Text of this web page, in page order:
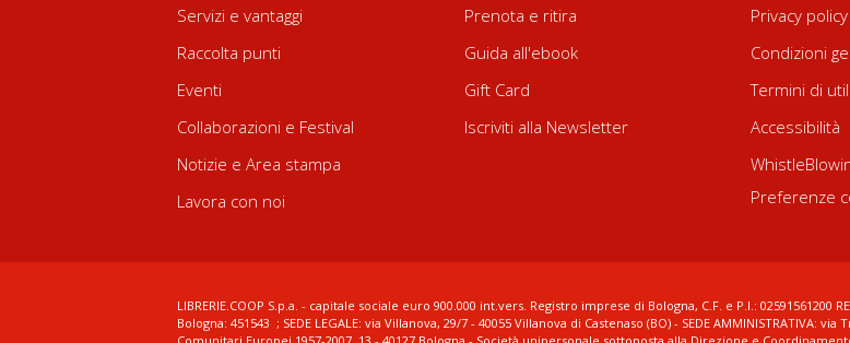
Servizi e vantaggi
Raccolta punti
Eventi
Collaborazioni e Festival
Notizie e Area stampa
Lavora con noi
Prenota e ritira
Guida all'ebook
Gift Card
Iscriviti alla Newsletter
Privacy
Condizioni
Termini di
Accessibilità
Preferenze
LIBRERIE.COOP S.p.a. - capitale sociale euro 900.000 int.vers. Registro imprese di Bologna, C.F. e P.I.: 02591561200
Bologna: 451543 ; SEDE LEGALE: via Villanova, 29/7 - 40055 Villanova di Castenaso (BO) - SEDE AMMINISTRATIVA: via